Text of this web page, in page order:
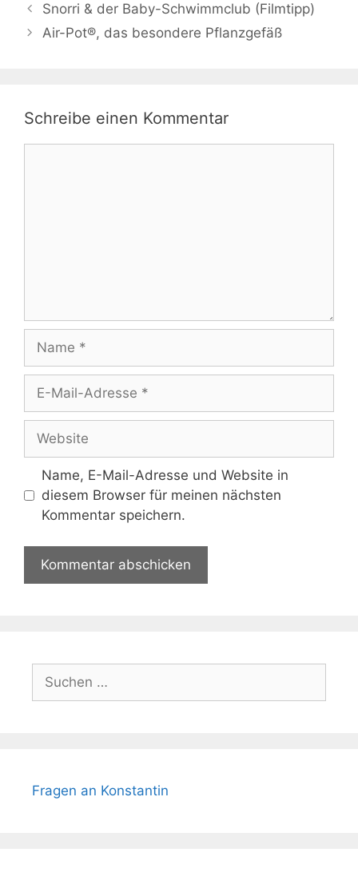
Snorri & der Baby-Schwimmclub (Filmtipp)
Air-Pot®, das besondere Pflanzgefäß
Schreibe einen Kommentar
Name
Adresse
Website
Name, E-Mail-Adresse und Website in
diesem Browser für meinen nächsten
Kommentar speichern.
nach:
Fragen an Konstantin